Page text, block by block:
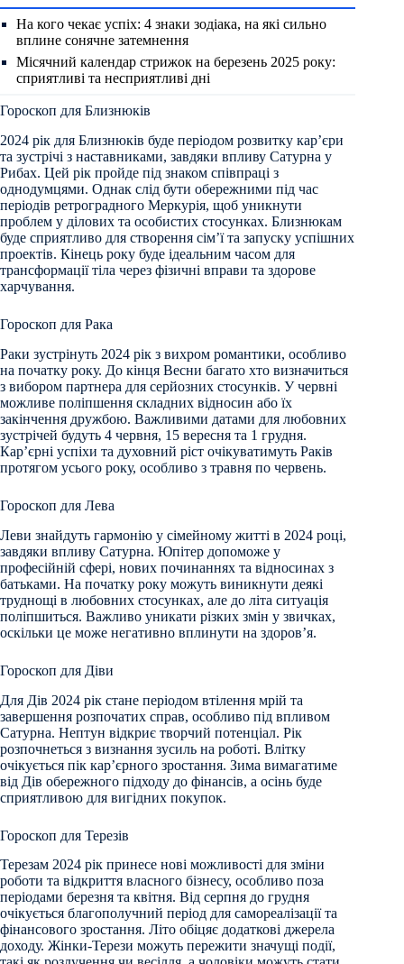
На кого чекає успіх: 4 знаки зодіака, на які сильно
вплине сонячне затемнення
Місячний календар стрижок на березень 2025 року:
сприятливі та несприятливі дні
Гороскоп для Близнюків
2024 рік для Близнюків буде періодом розвитку кар’єри
та зустрічі з наставниками, завдяки впливу Сатурна у
Рибах. Цей рік пройде під знаком співпраці з
однодумцями. Однак слід бути обережними під час
періодів ретроградного Меркурія, щоб уникнути
проблем у ділових та особистих стосунках. Близнюкам
буде сприятливо для створення сім’ї та запуску успішних
проектів. Кінець року буде ідеальним часом для
трансформації тіла через фізичні вправи та здорове
харчування.
Гороскоп для Рака
Раки зустрінуть 2024 рік з вихром романтики, особливо
на початку року. До кінця Весни багато хто визначиться
з вибором партнера для серйозних стосунків. У червні
можливе поліпшення складних відносин або їх
закінчення дружбою. Важливими датами для любовних
зустрічей будуть 4 червня, 15 вересня та 1 грудня.
Кар’єрні успіхи та духовний ріст очікуватимуть Раків
протягом усього року, особливо з травня по червень.
Гороскоп для Лева
Леви знайдуть гармонію у сімейному житті в 2024 році,
завдяки впливу Сатурна. Юпітер допоможе у
професійній сфері, нових починаннях та відносинах з
батьками. На початку року можуть виникнути деякі
труднощі в любовних стосунках, але до літа ситуація
поліпшиться. Важливо уникати різких змін у звичках,
оскільки це може негативно вплинути на здоров’я.
Гороскоп для Діви
Для Дів 2024 рік стане періодом втілення мрій та
завершення розпочатих справ, особливо під впливом
Сатурна. Нептун відкриє творчий потенціал. Рік
розпочнеться з визнання зусиль на роботі. Влітку
очікується пік кар’єрного зростання. Зима вимагатиме
від Дів обережного підходу до фінансів, а осінь буде
сприятливою для вигідних покупок.
Гороскоп для Терезів
Терезам 2024 рік принесе нові можливості для зміни
роботи та відкриття власного бізнесу, особливо поза
періодами березня та квітня. Від серпня до грудня
очікується благополучний період для самореалізації та
фінансового зростання. Літо обіцяє додаткові джерела
доходу. Жінки-Терези можуть пережити значущі події,